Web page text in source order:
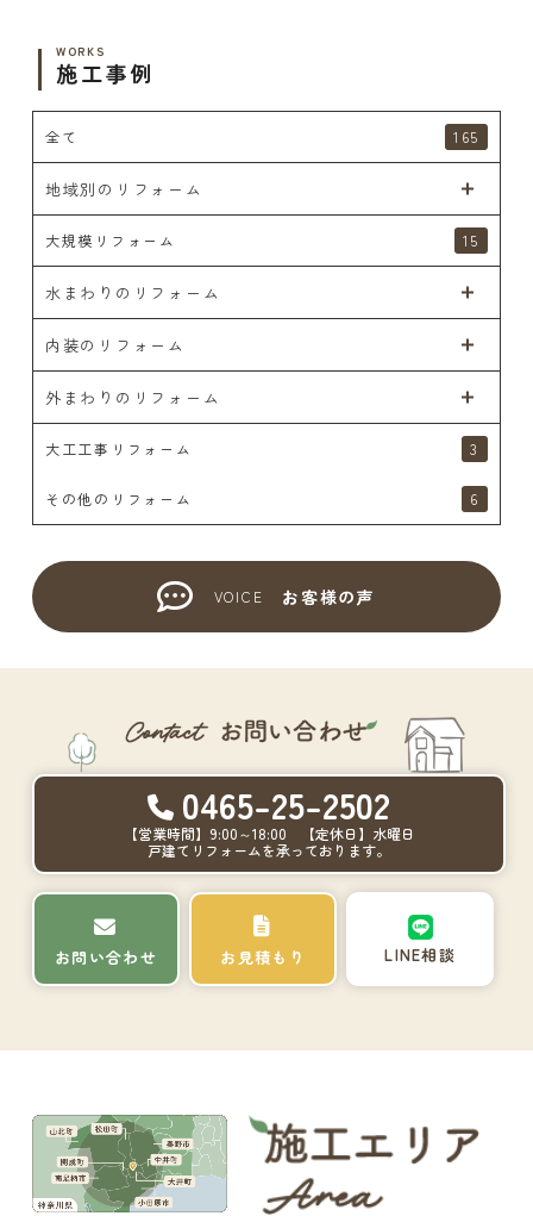
WORKS
施工事例
全て 165
地域別のリフォーム
大規模リフォーム 15
水まわりのリフォーム
内装のリフォーム
外まわりのリフォーム
大工工事リフォーム 3
その他のリフォーム 6
VOICE お客様の声
0465-25-2502
【営業時間】9:00～18:00 【定休日】水曜日
戸建てリフォームを承っております。
お問い合わせ お見積もり LINE相談